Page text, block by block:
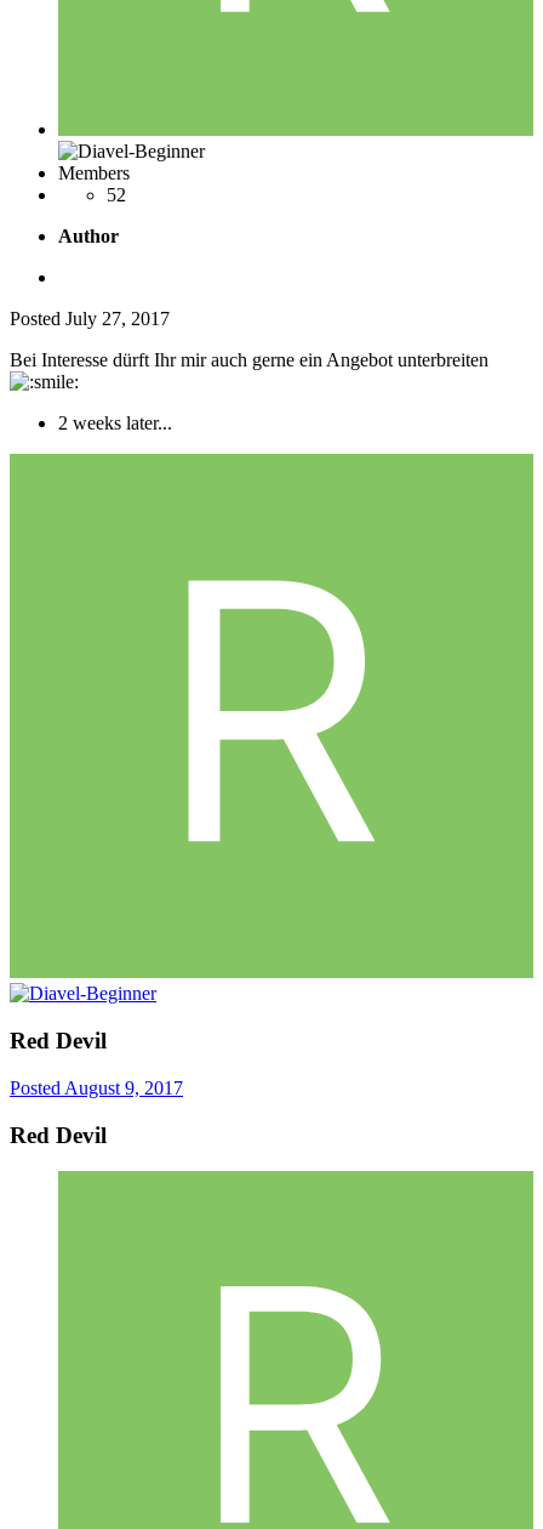
Members
52
Author
Posted July 27, 2017
Bei Interesse dürft Ihr mir auch gerne ein Angebot unterbreiten
2 weeks later...
Red Devil
Posted August 9, 2017
Red Devil